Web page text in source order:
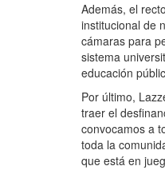
Además, el
institucional de
cámaras para
sistema
educación
Por último,
traer el
convocamos a
toda la
que está en